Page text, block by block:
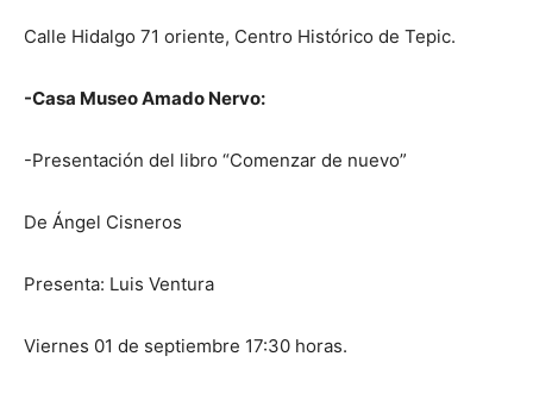
Calle Hidalgo 71 oriente, Centro Histórico de Tepic.
-Casa Museo Amado Nervo:
-Presentación del libro “Comenzar de nuevo”
De Ángel Cisneros
Presenta: Luis Ventura
Viernes 01 de septiembre 17:30 horas.